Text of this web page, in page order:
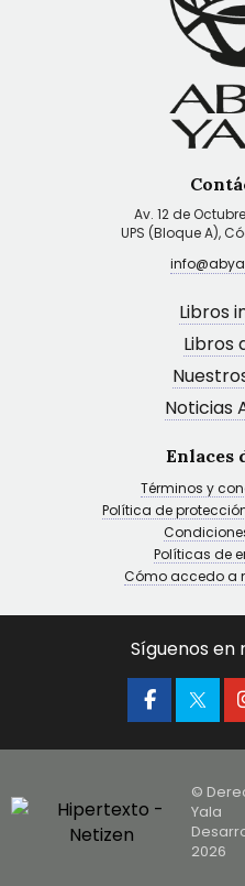
Av. 12 de
UPS (Bloque A),
Libros
Libros
Noticias
Enlaces
Términos y
Política de
Políticas de
Cómo accedo a
Síguenos en
©
Yala
2026